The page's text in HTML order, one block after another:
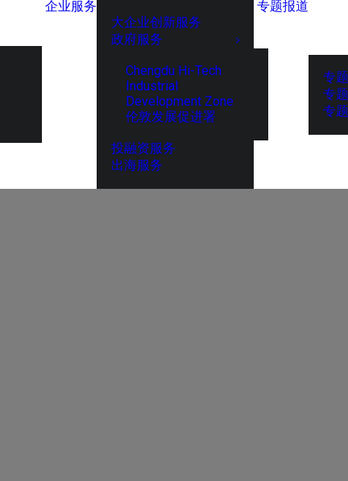
企业服务
大企业创新服务
政府服务
Chengdu Hi-Tech
Industrial
Development Zone
伦敦发展促进署
投融资服务
出海服务
专题报道
专
专
专